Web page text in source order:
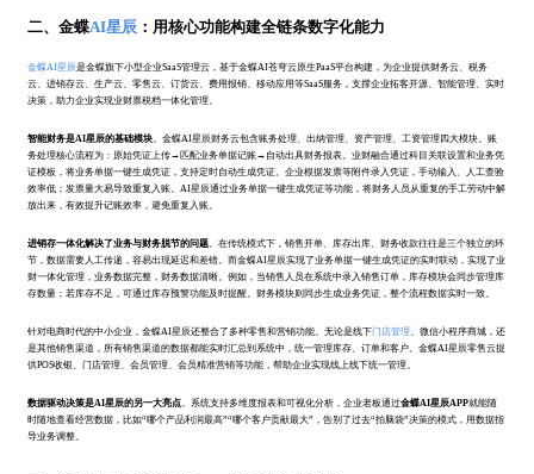
二、金蝶AI星辰 ：用核心功能构建全链条数字化能力
金蝶AI星辰是金蝶旗下小型企业SaaS管理云，基于金蝶AI苍穹云原生PaaS平台构建，为企业提供财务云、税务
云、进销存云、生产云、零售云、订货云、费用报销、移动应用等SaaS服务，支撑企业拓客开源、智能管理、实时
决策，助力企业实现业财票税档一体化管理。
智能财务是AI星辰的基础模块。金蝶AI星辰财务云包含账务处理、出纳管理、资产管理、工资管理四大模块。账
务处理核心流程为：原始凭证上传→匹配业务单据记账→自动出具财务报表。业财融合通过科目关联设置和业务凭
证模板，将业务单据一键生成凭证，支持定时自动生成凭证。企业根据发票等附件录入凭证，手动输入、人工查验
效率低；发票量大易导致重复入账。AI星辰通过业务单据一键生成凭证等功能，将财务人员从重复的手工劳动中解
放出来，有效提升记账效率，避免重复入账。
进销存一体化解决了业务与财务脱节的问题。在传统模式下，销售开单、库存出库、财务收款往往是三个独立的环
节，数据需要人工传递，容易出现延迟和差错。而金蝶AI星辰实现了业务单据一键生成凭证的实时联动，实现了业
财一体化管理，业务数据完整，财务数据清晰。例如，当销售人员在系统中录入销售订单，库存模块会同步管理库
存数量；若库存不足，可通过库存预警功能及时提醒。财务模块则同步生成业务凭证，整个流程数据实时一致。
针对电商时代的中小企业，金蝶AI星辰还整合了多种零售和营销功能。无论是线下门店管理、微信小程序商城，还
是其他销售渠道，所有销售渠道的数据都能实时汇总到系统中，统一管理库存、订单和客户。金蝶AI星辰零售云提
供POS收银、门店管理、会员管理、会员精准营销等功能，帮助企业实现线上线下统一管理。
数据驱动决策是AI星辰的另一大亮点。系统支持多维度报表和可视化分析，企业老板通过金蝶AI星辰APP就能随
时随地查看经营数据，比如“哪个产品利润最高”“哪个客户贡献最大”，告别了过去“拍脑袋”决策的模式，用数据指
导业务调整。